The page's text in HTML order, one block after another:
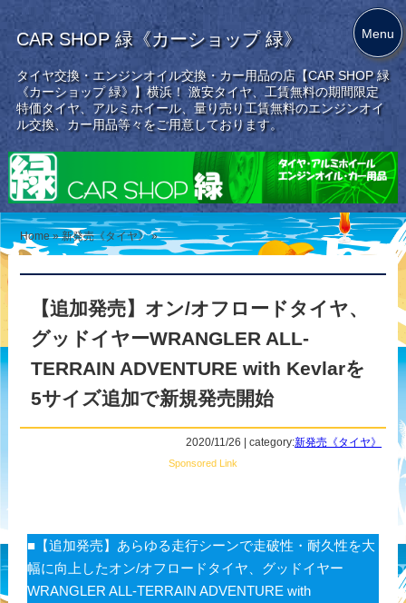
CAR SHOP 緑《カーショップ 緑》
タイヤ交換・エンジンオイル交換・カー用品の店【CAR SHOP 緑
《カーショップ 緑》】横浜！ 激安タイヤ、工賃無料の期間限定
特価タイヤ、アルミホイール、量り売り工賃無料のエンジンオイ
ル交換、カー用品等々をご用意しております。
Home »新発売《タイヤ》 »
【追加発売】オン/オフロードタイヤ、
グッドイヤーWRANGLER ALL-
TERRAIN ADVENTURE with Kevlarを
5サイズ追加で新規発売開始
2020/11/26 | category:新発売《タイヤ》
Sponsored Link
■【追加発売】あらゆる走行シーンで走破性・耐久性を大
幅に向上したオン/オフロードタイヤ、グッドイヤー
WRANGLER ALL-TERRAIN ADVENTURE with
Menu